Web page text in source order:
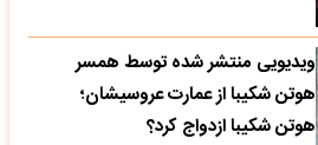
ویدیویی منتشر شده توسط همسر
هوتن شکیبا از عمارت عروسیشان؛
هوتن شکیبا ازدواج کرد؟